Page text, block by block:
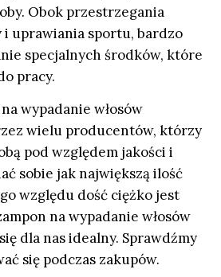
Obok przestrzegania
uprawiania sportu, bardzo
specjalnych środków, które
pracy.
wypadanie włosów
wielu producentów, którzy
pod względem jakości i
sobie jak największą ilość
względu dość ciężko jest
na wypadanie włosów
dla nas idealny. Sprawdźmy
się podczas zakupów.